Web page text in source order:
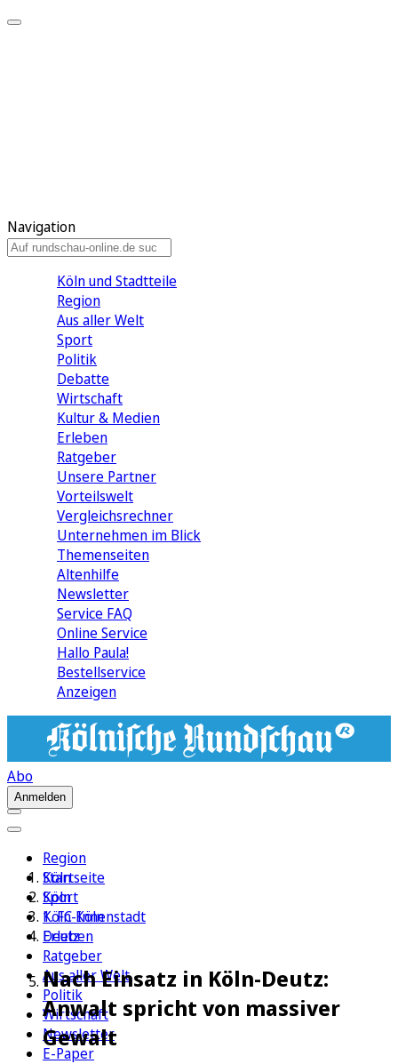
Navigation
Köln und Stadtteile
Region
Aus aller Welt
Sport
Politik
Debatte
Wirtschaft
Kultur & Medien
Erleben
Ratgeber
Unsere Partner
Vorteilswelt
Vergleichsrechner
Unternehmen im Blick
Themenseiten
Altenhilfe
Newsletter
Service FAQ
Online Service
Hallo Paula!
Bestellservice
Anzeigen
Abo
Anmelden
Region
Köln
Sport
1. FC Köln
Erleben
Ratgeber
Aus aller Welt
Politik
Wirtschaft
Newsletter
E-Paper
Startseite
Köln
Köln-Innenstadt
Deutz
Nach Einsatz in Köln-Deutz:
Anwalt spricht von massiver
Gewalt